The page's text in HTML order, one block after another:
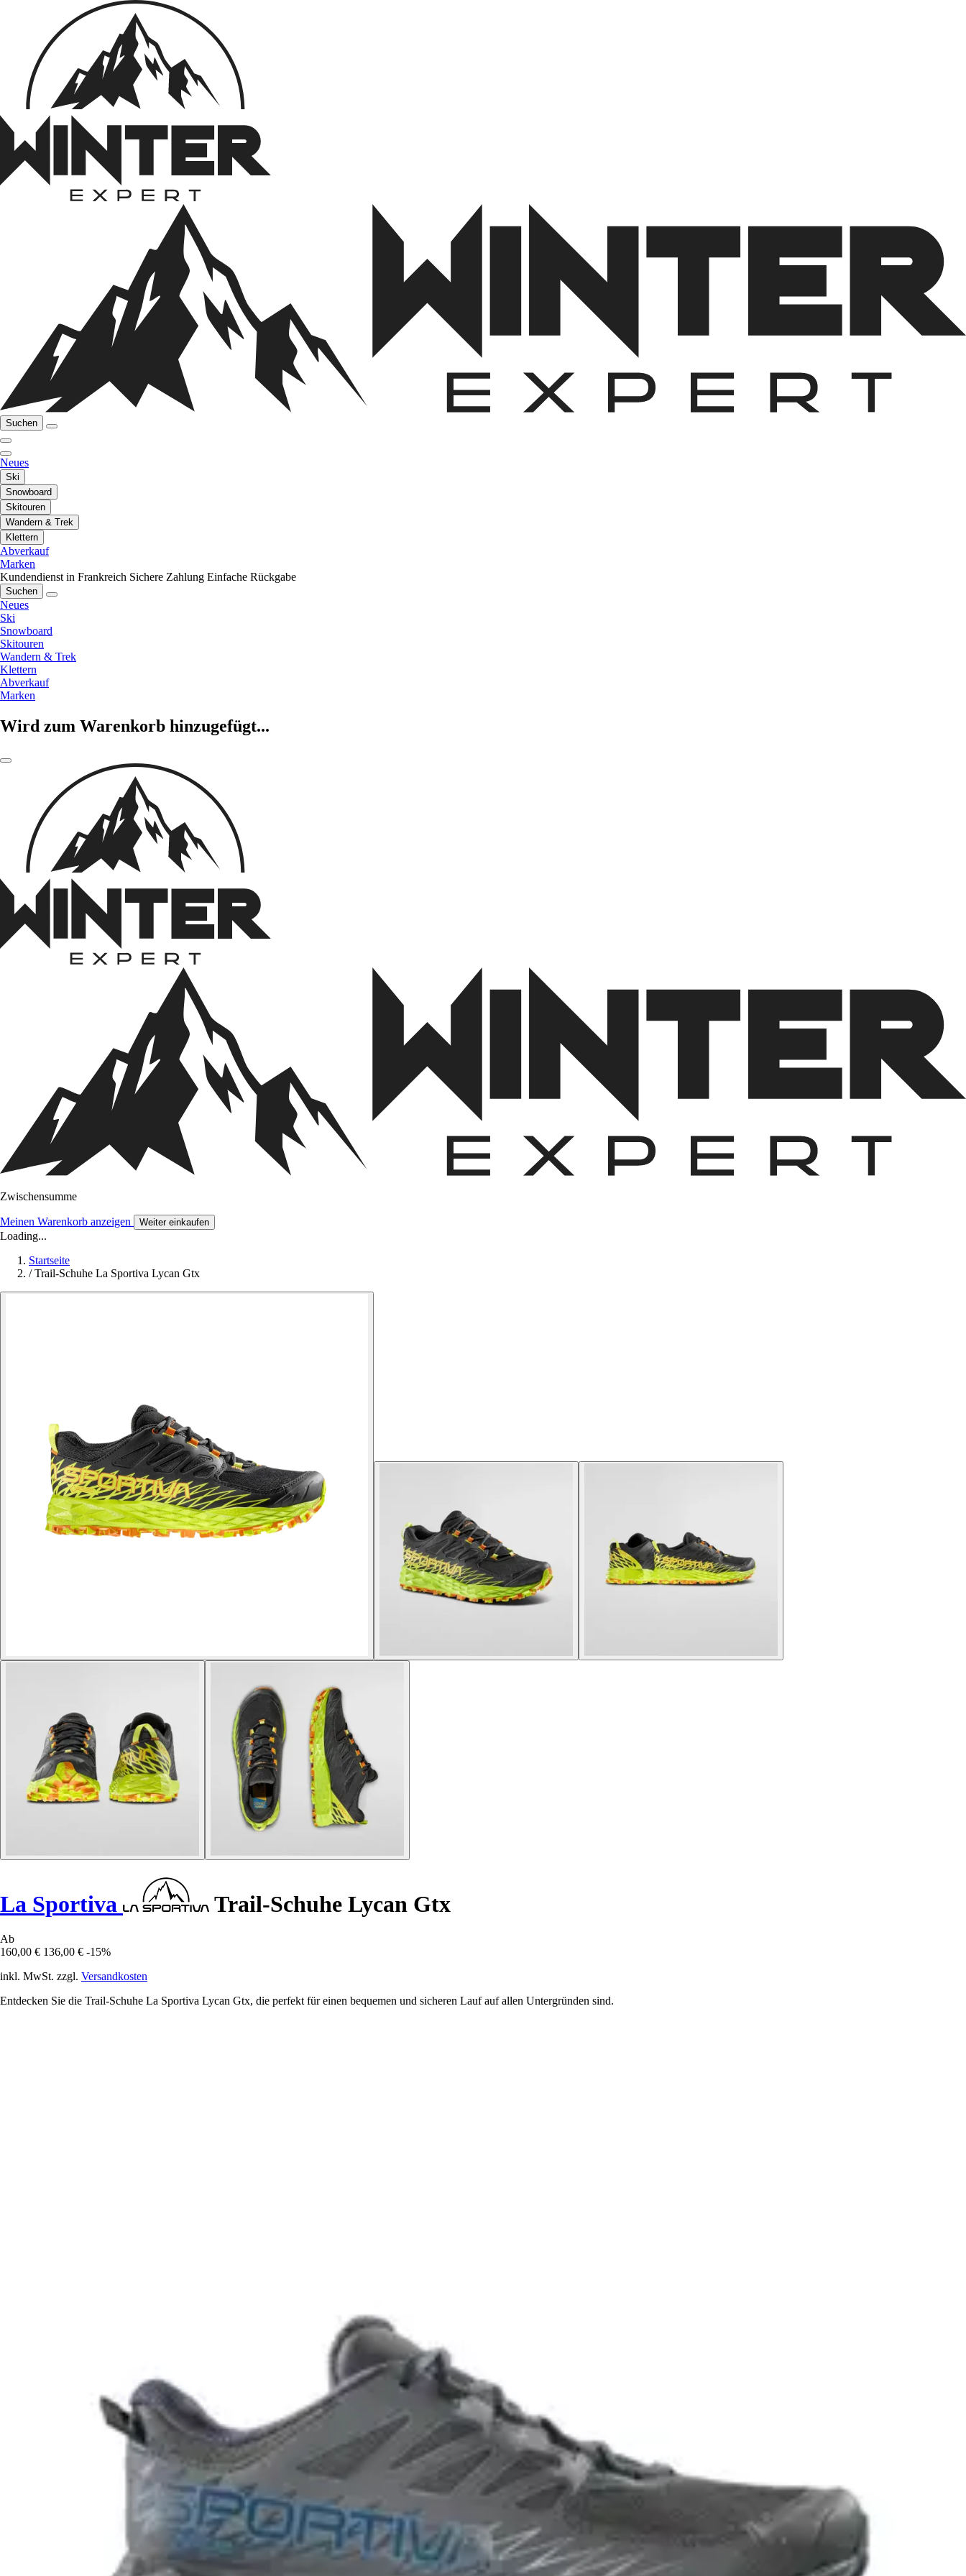
Suchen
Neues
Ski
Snowboard
Skitouren
Wandern & Trek
Klettern
Abverkauf
Marken
Kundendienst in Frankreich Sichere Zahlung Einfache Rückgabe
Suchen
Neues
Ski
Snowboard
Skitouren
Wandern & Trek
Klettern
Abverkauf
Marken
Wird zum Warenkorb hinzugefügt...
Zwischensumme
Meinen Warenkorb anzeigen Weiter einkaufen
Loading...
Startseite
/ Trail-Schuhe La Sportiva Lycan Gtx
La Sportiva Trail-Schuhe Lycan Gtx
Ab
160,00 € 136,00 € -15%
inkl. MwSt. zzgl. Versandkosten
Entdecken Sie die Trail-Schuhe La Sportiva Lycan Gtx, die perfekt für einen bequemen und sicheren Lauf auf allen Untergründen sind.